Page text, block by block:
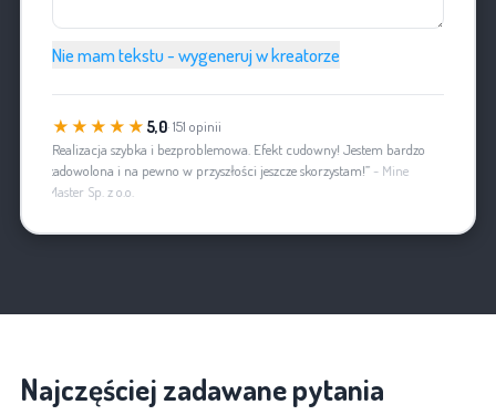
Nie mam tekstu - wygeneruj w kreatorze
★★★★★ 5,0· 151 opinii
„Realizacja szybka i bezproblemowa. Efekt cudowny! Jestem bardzo
zadowolona i na pewno w przyszłości jeszcze skorzystam!”- Mine
Master Sp. z o.o.
Najczęściej zadawane pytania